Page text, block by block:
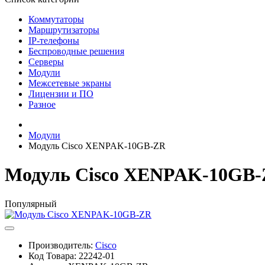
Коммутаторы
Маршрутизаторы
IP-телефоны
Беспроводные решения
Серверы
Модули
Межсетевые экраны
Лицензии и ПО
Разное
Модули
Модуль Cisco XENPAK-10GB-ZR
Модуль Cisco XENPAK-
Популярный
Производитель: Cisco
Код Товара: 22242-01